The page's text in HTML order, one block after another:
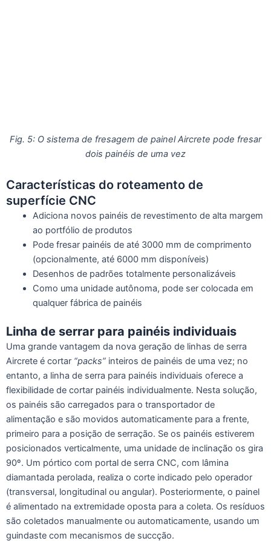
Fig. 5: O sistema de fresagem de painel Aircrete pode fresar
dois painéis de uma vez
Características do roteamento de
superfície CNC
Adiciona novos painéis de revestimento de alta margem
ao portfólio de produtos
Pode fresar painéis de até 3000 mm de comprimento
(opcionalmente, até 6000 mm disponíveis)
Desenhos de padrões totalmente personalizáveis
Como uma unidade autônoma, pode ser colocada em
qualquer fábrica de painéis
Linha de serrar para painéis individuais
Uma grande vantagem da nova geração de linhas de serra
Aircrete é cortar “packs” inteiros de painéis de uma vez; no
entanto, a linha de serra para painéis individuais oferece a
flexibilidade de cortar painéis individualmente. Nesta solução,
os painéis são carregados para o transportador de
alimentação e são movidos automaticamente para a frente,
primeiro para a posição de serração. Se os painéis estiverem
posicionados verticalmente, uma unidade de inclinação os gira
90º. Um pórtico com portal de serra CNC, com lâmina
diamantada perolada, realiza o corte indicado pelo operador
(transversal, longitudinal ou angular). Posteriormente, o painel
é alimentado na extremidade oposta para a coleta. Os resíduos
são coletados manualmente ou automaticamente, usando um
guindaste com mecanismos de succção.